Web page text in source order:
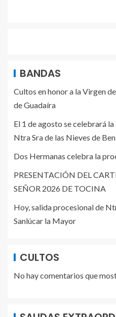
BANDAS
Cultos en honor a la Virgen
de Guadaíra
El 1 de agosto se celebrará
Ntra Sra de las Nieves de
Dos Hermanas celebra la
PRESENTACIÓN DEL
SEÑOR 2026 DE TOCINA
Hoy, salida procesional de
Sanlúcar la Mayor
CULTOS
No hay comentarios que